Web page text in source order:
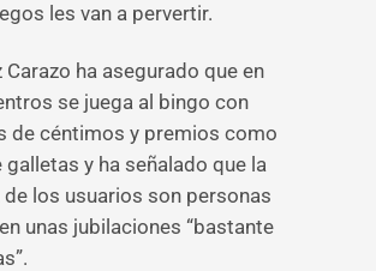
les van a pervertir.
Carazo ha asegurado que en
se juega al bingo con
de céntimos y premios como
galletas y ha señalado que la
de los usuarios son personas
unas jubilaciones “bastante